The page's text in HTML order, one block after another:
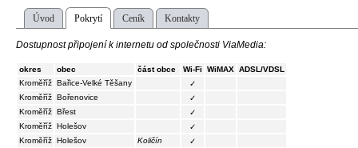
Úvod Pokrytí Ceník Kontakty
Dostupnost připojení k internetu od společnosti ViaMedia:
okres obec část obce Wi-Fi WiMAX ADSL/VDSL
Kroměříž Bařice-Velké Těšany
✓
Kroměříž Bořenovice
✓
Kroměříž Břest
✓
Kroměříž Holešov
✓
Kroměříž Holešov Količín
✓